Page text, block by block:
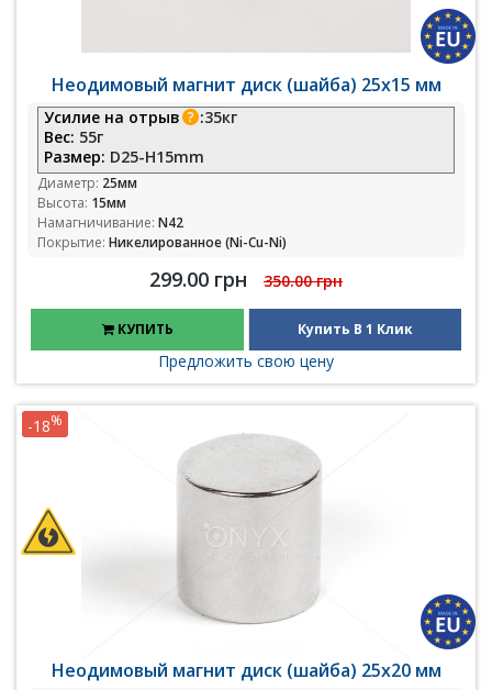
Неодимовый магнит диск (шайба) 25х15 мм
Усилие на отрыв :35кг
Вес: 55г
Размер: D25-H15mm
Диаметр: 25мм
Высота: 15мм
Намагничивание: N42
Покрытие: Никелированное (Ni-Cu-Ni)
299.00 грн 350.00 грн
КУПИТЬ Купить В 1 Клик
Предложить свою цену
Неодимовый магнит диск (шайба) 25х20 мм
-18%